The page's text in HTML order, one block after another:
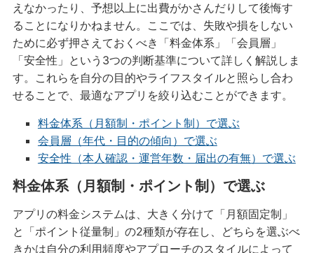
えなかったり、予想以上に出費がかさんだりして後悔す
ることになりかねません。ここでは、失敗や損をしない
ために必ず押さえておくべき「料金体系」「会員層」
「安全性」という3つの判断基準について詳しく解説しま
す。これらを自分の目的やライフスタイルと照らし合わ
せることで、最適なアプリを絞り込むことができます。
料金体系（月額制・ポイント制）で選ぶ
会員層（年代・目的の傾向）で選ぶ
安全性（本人確認・運営年数・届出の有無）で選ぶ
料金体系（月額制・ポイント制）で選ぶ
アプリの料金システムは、大きく分けて「月額固定制」
と「ポイント従量制」の2種類が存在し、どちらを選ぶべ
きかは自分の利用頻度やアプローチのスタイルによって